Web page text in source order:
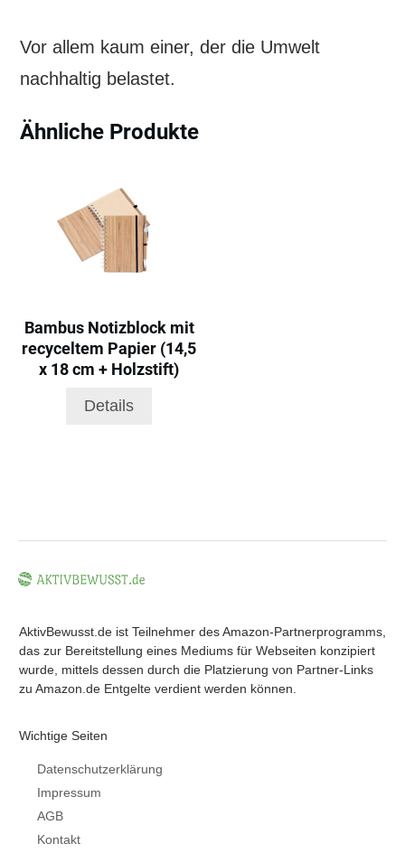
Vor allem kaum einer, der die Umwelt
nachhaltig belastet.
Ähnliche Produkte
Bambus Notizblock mit
recyceltem Papier (14,5
x 18 cm + Holzstift)
Details
AktivBewusst.de ist Teilnehmer des Amazon-Partnerprogramms,
das zur Bereitstellung eines Mediums für Webseiten konzipiert
wurde, mittels dessen durch die Platzierung von Partner-Links
zu Amazon.de Entgelte verdient werden können.
Wichtige Seiten
Datenschutzerklärung
Impressum
AGB
Kontakt